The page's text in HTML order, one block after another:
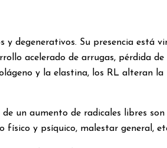
degenerativos. Su presencia está
acelerado de arrugas, pérdida
y la elastina, los RL alteran
un aumento de radicales libres son
físico y psíquico, malestar general,